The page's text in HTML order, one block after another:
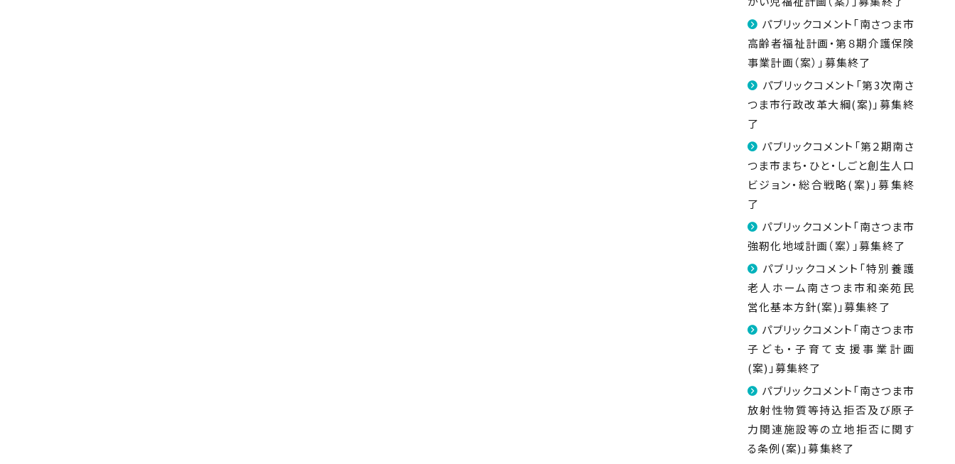
パブリックコメント「南さつま市
高齢者福祉計画・第８期介護保険
事業計画（案）」募集終了
パブリックコメント「第3次南さ
つま市行政改革大綱(案)」募集終
了
パブリックコメント「第２期南さ
つま市まち・ひと・しごと創生人口
ビジョン・総合戦略(案)」募集終
了
パブリックコメント「南さつま市
強靭化地域計画（案）」募集終了
パブリックコメント「特別養護
老人ホーム南さつま市和楽苑民
営化基本方針(案)」募集終了
パブリックコメント「南さつま市
子ども・子育て支援事業計画
(案)」募集終了
パブリックコメント「南さつま市
放射性物質等持込拒否及び原子
力関連施設等の立地拒否に関す
る条例(案)」募集終了